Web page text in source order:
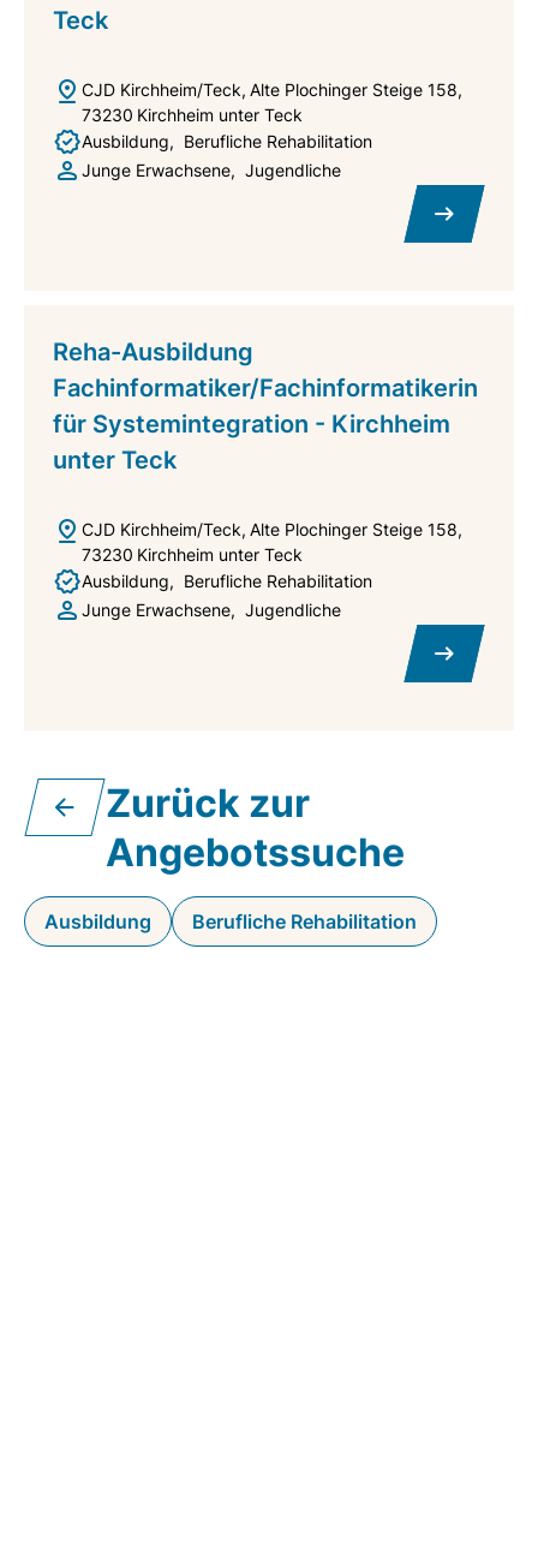
Teck
CJD Kirchheim/Teck Alte Plochinger Steige 158
73230 Kirchheim unter Teck
Ausbildung
Berufliche Rehabilitation
Junge Erwachsene
Jugendliche
Reha-Ausbildung
Fachinformatiker/Fachinformatikerin
für Systemintegration - Kirchheim
unter Teck
CJD Kirchheim/Teck Alte Plochinger Steige 158
73230 Kirchheim unter Teck
Ausbildung
Berufliche Rehabilitation
Junge Erwachsene
Jugendliche
Zurück zur
Angebotssuche
Ausbildung Berufliche Rehabilitation